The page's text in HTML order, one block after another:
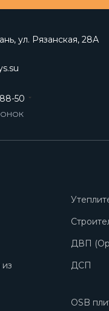
ул. Рязанская, 28А
50
ДВП
ДСП
OSB